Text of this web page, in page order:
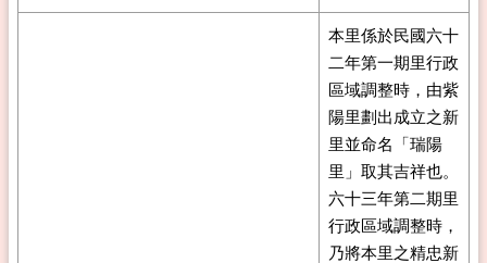
本里係於民國六十
二年第一期里行政
區域調整時，由紫
陽里劃出成立之新
里並命名「瑞陽
里」取其吉祥也。
六十三年第二期里
行政區域調整時，
乃將本里之精忠新